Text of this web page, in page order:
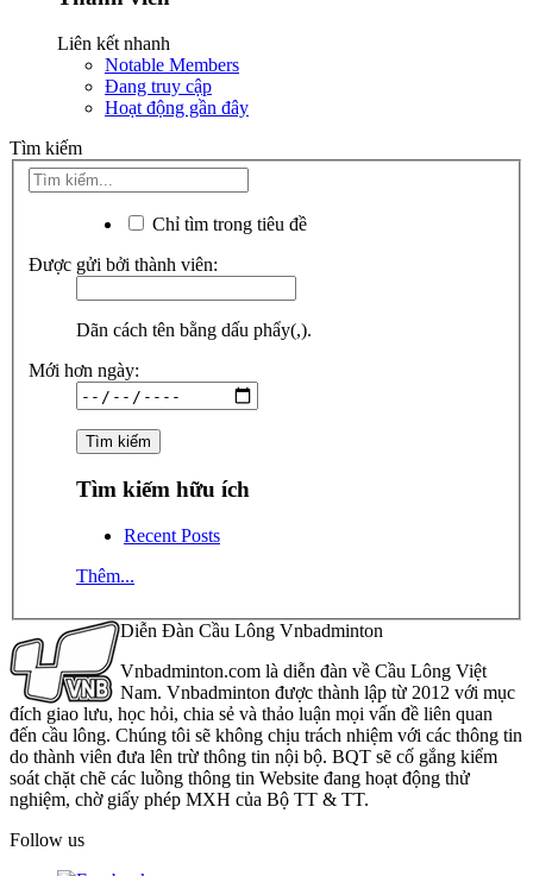
Liên kết nhanh
Notable Members
Đang truy cập
Hoạt động gần đây
Tìm kiếm
Chỉ tìm trong tiêu đề
Được gửi bởi thành viên:
Dãn cách tên bằng dấu phẩy(,).
Mới hơn ngày:
Tìm kiếm hữu ích
Recent Posts
Thêm...
Diễn Đàn Cầu Lông Vnbadminton
Vnbadminton.com là diễn đàn về Cầu Lông Việt
Nam. Vnbadminton được thành lập từ 2012 với mục
đích giao lưu, học hỏi, chia sẻ và thảo luận mọi vấn đề liên quan
đến cầu lông. Chúng tôi sẽ không chịu trách nhiệm với các thông tin
do thành viên đưa lên trừ thông tin nội bộ. BQT sẽ cố gắng kiểm
soát chặt chẽ các luồng thông tin Website đang hoạt động thử
nghiệm, chờ giấy phép MXH của Bộ TT & TT.
Follow us